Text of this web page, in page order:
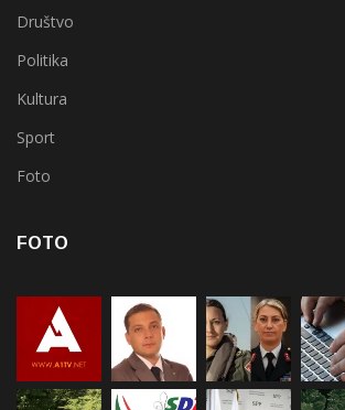
Društvo
Politika
Kultura
Sport
Foto
FOTO